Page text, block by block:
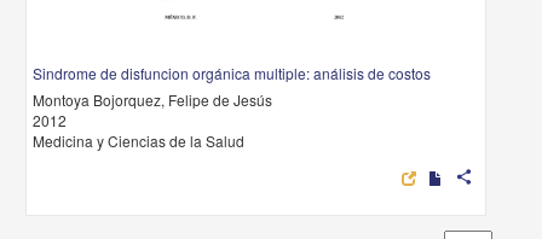
Sindrome de disfuncion orgánica multiple: análisis de costos
Montoya Bojorquez, Felipe de Jesús
2012
Medicina y Ciencias de la Salud
share